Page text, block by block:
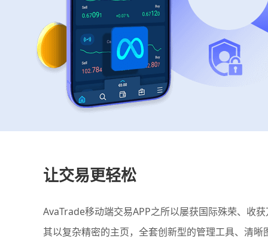
让交易更轻松
AvaTrade移动端交易APP之所以屡获国际殊荣、收
其以复杂精密的主页，全套创新型的管理工具、清